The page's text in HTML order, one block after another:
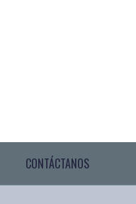
CONTÁCTANOS